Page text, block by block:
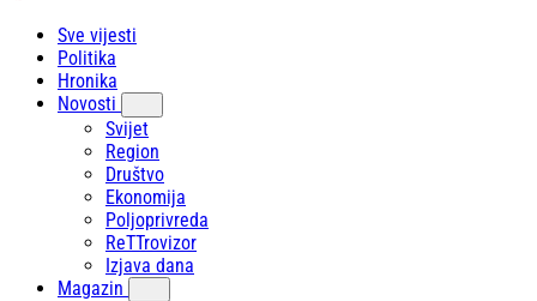
Sve vijesti
Politika
Hronika
Novosti
Svijet
Region
Društvo
Ekonomija
Poljoprivreda
ReTTrovizor
Izjava dana
Magazin